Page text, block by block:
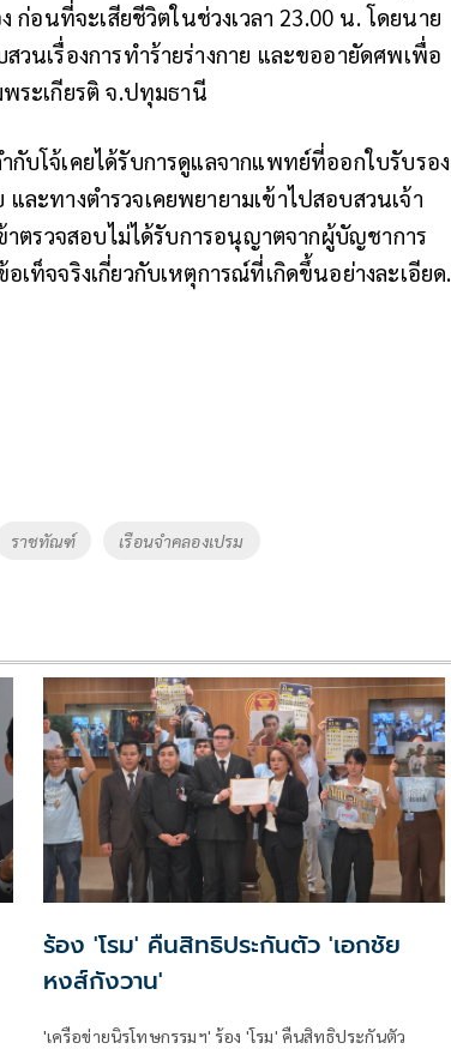
ก่อนที่จะเสียชีวิตในช่วงเวลา 23.00 น. โดยนาย
วนเรื่องการทำร้ายร่างกาย และขออายัดศพเพื่อ
ระเกียรติ จ.ปทุมธานี
บโจ้เคยได้รับการดูแลจากแพทย์ที่ออกใบรับรอง
ละทางตำรวจเคยพยายามเข้าไปสอบสวนเจ้า
ตรวจสอบไม่ได้รับการอนุญาตจากผู้บัญชาการ
ท็จจริงเกี่ยวกับเหตุการณ์ที่เกิดขึ้นอย่างละเอียด.
ราชทัณฑ์ เรือนจำคลองเปรม
ร้อง 'โรม' คืนสิทธิประกันตัว 'เอกชัย
หงส์กังวาน'
'เครือข่ายนิรโทษกรรมฯ' ร้อง 'โรม' คืนสิทธิประกันตัว